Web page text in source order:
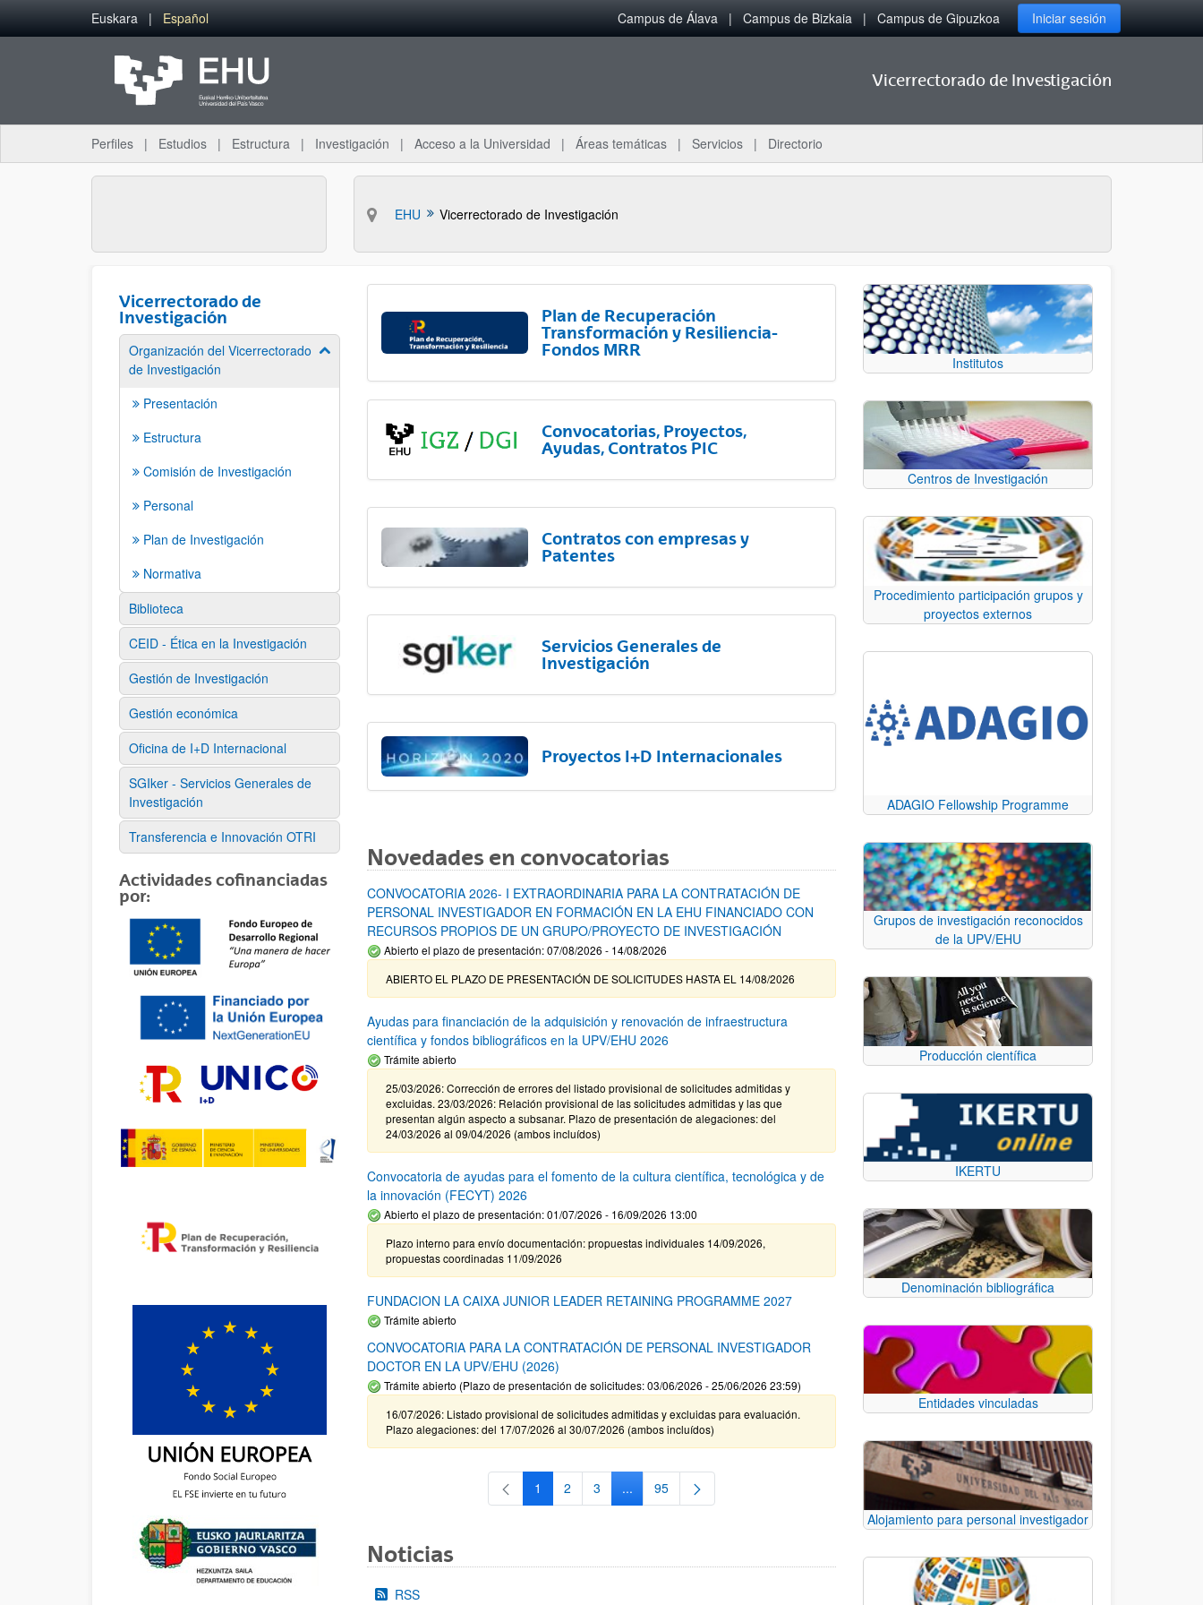
Saltar al contenido principal
Euskara Español Campus de Álava Campus de Bizkaia Campus de Gipuzkoa Iniciar sesión
Vicerrectorado de Investigación
Perfiles Estudios Estructura Investigación Acceso a la Universidad Áreas temáticas Servicios Directorio
EHU Vicerrectorado de Investigación
Vicerrectorado de
Investigación
Organización del Vicerrectorado
de Investigación
Mostrar/ocultar subpáginas
Presentación
Estructura
Comisión de Investigación
Personal
Plan de Investigación
Normativa
Biblioteca
CEID - Ética en la Investigación
Gestión de Investigación
Gestión económica
Oficina de I+D Internacional
SGIker - Servicios Generales de
Investigación
Transferencia e Innovación OTRI
Actividades cofinanciadas
por:
Plan de Recuperación
Transformación y Resiliencia-
Fondos MRR
Convocatorias, Proyectos,
Ayudas, Contratos PIC
Contratos con empresas y
Patentes
Servicios Generales de
Investigación
Proyectos I+D Internacionales
Novedades en convocatorias
CONVOCATORIA 2026- I EXTRAORDINARIA PARA LA CONTRATACIÓN DE
PERSONAL INVESTIGADOR EN FORMACIÓN EN LA EHU FINANCIADO CON
RECURSOS PROPIOS DE UN GRUPO/PROYECTO DE INVESTIGACIÓN
Abierto el plazo de presentación: 07/08/2026 - 14/08/2026
ABIERTO EL PLAZO DE PRESENTACIÓN DE SOLICITUDES HASTA EL 14/08/2026
Ayudas para financiación de la adquisición y renovación de infraestructura
científica y fondos bibliográficos en la UPV/EHU 2026
Trámite abierto
25/03/2026: Corrección de errores del listado provisional de solicitudes admitidas y
excluidas. 23/03/2026: Relación provisional de las solicitudes admitidas y las que
presentan algún aspecto a subsanar. Plazo de presentación de alegaciones: del
24/03/2026 al 09/04/2026 (ambos incluídos)
Convocatoria de ayudas para el fomento de la cultura científica, tecnológica y de
la innovación (FECYT) 2026
Abierto el plazo de presentación: 01/07/2026 - 16/09/2026 13:00
Plazo interno para envío documentación: propuestas individuales 14/09/2026,
propuestas coordinadas 11/09/2026
FUNDACION LA CAIXA JUNIOR LEADER RETAINING PROGRAMME 2027
Trámite abierto
CONVOCATORIA PARA LA CONTRATACIÓN DE PERSONAL INVESTIGADOR
DOCTOR EN LA UPV/EHU (2026)
Trámite abierto (Plazo de presentación de solicitudes: 03/06/2026 - 25/06/2026 23:59)
16/07/2026: Listado provisional de solicitudes admitidas y excluidas para evaluación.
Plazo alegaciones: del 17/07/2026 al 30/07/2026 (ambos incluídos)
Página
1 Página
2 Página
3 ...Páginas intermedias Use TAB para desplazarse.
Página
95
Noticias
RSS
Institutos
Centros de Investigación
Procedimiento participación grupos y
proyectos externos
ADAGIO Fellowship Programme
Grupos de investigación reconocidos
de la UPV/EHU
Producción científica
IKERTU
Denominación bibliográfica
Entidades vinculadas
Alojamiento para personal investigador